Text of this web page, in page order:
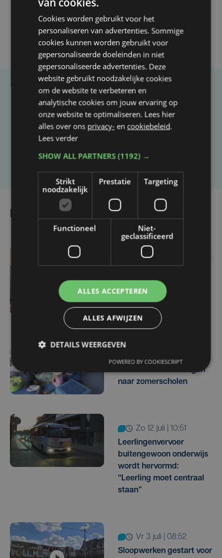
Taalfout opgemerkt?
Heb je een taal- of schrijffout opgemerkt in dit
artikel?
Laat het ons weten
ma 3 augustus | 10:26
kinderen krijgen extra
taalbad tijdens
zomerschool in Kortrijk
Recordaantal leerlingen
naar zomerscholen
zo 12 juli | 10:51
Leerlingenvervoer
buitengewoon onderwijs
wordt hervormd:
“Leerling moet centraal
staan”
vr 3 juli | 08:52
Sloopwerken gestart voor
Cookies worden gebruikt voor het
personaliseren van advertenties. Sommige
cookies kunnen worden gebruikt voor
gepersonaliseerde doeleinden in niet
gepersonaliseerde advertenties. Deze
website gebruikt noodzakelijke cookies
om de website te verbeteren en
analytische cookies om jouw ervaring op
onze website te optimaliseren. Lees hier
alles over ons privacy- en cookiebeleid.
Lees verder
SHOW ALL PARTNERS(1192) →
Strikt
noodzakelijk
Prestatie Targeting
Functioneel
Niet-
geclassificeerd
ALLES ACCEPTEREN
ALLES AFWIJZEN
DETAILS WEERGEVEN
POWERED BY COOKIESCRIPT